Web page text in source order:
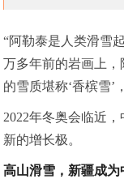
“阿勒泰是人类滑雪
万多年前的岩画上
的雪质堪称‘香槟雪’
2022年冬奥会临近
新的增长极。
高山滑雪，新疆成为